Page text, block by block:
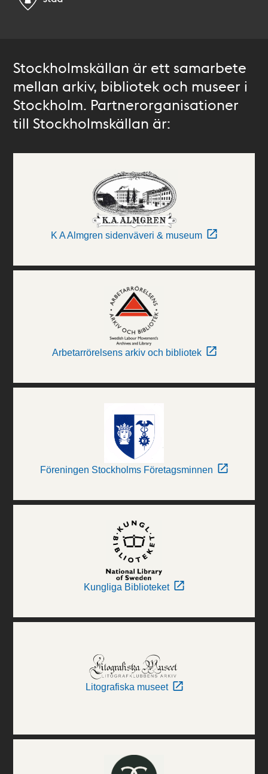
Stockholmskällan är ett samarbete
mellan arkiv, bibliotek och museer i
Stockholm. Partnerorganisationer
till Stockholmskällan är:
K A Almgren sidenväveri & museum
Arbetarrörelsens arkiv och bibliotek
Föreningen Stockholms Företagsminnen
Kungliga Biblioteket
Litografiska museet